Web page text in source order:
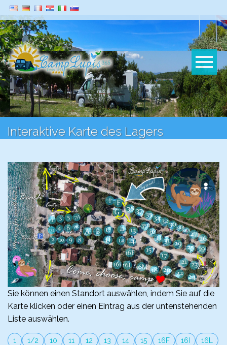
Interaktive Karte des Lagers
Sie können einen Standort auswählen, indem Sie auf die
Karte klicken oder einen Eintrag aus der untenstehenden
Liste auswählen.
1 1/2 10 11 12 13 14 15 16F 16I
16L